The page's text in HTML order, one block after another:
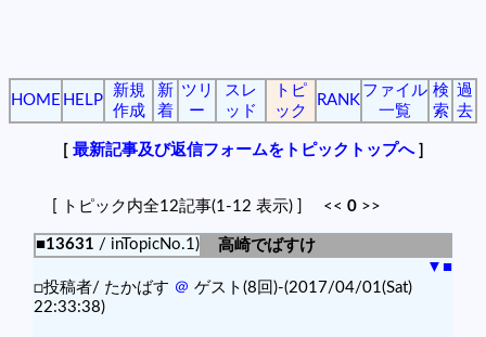
HOME HELP
新規
作成
新
着
ツリ
ー
スレ
ッド
トピ
ック
RANK
ファイル
一覧
検
索
過
去
[ 最新記事及び返信フォームをトピックトップへ]
[ トピック内全12記事(1-12 表示) ] << 0 >>
■13631 / inTopicNo.1)
高崎でばすけ
▼ ■
□投稿者/ たかばす ＠ ゲスト(8回)-(2017/04/01(Sat)
22:33:38)